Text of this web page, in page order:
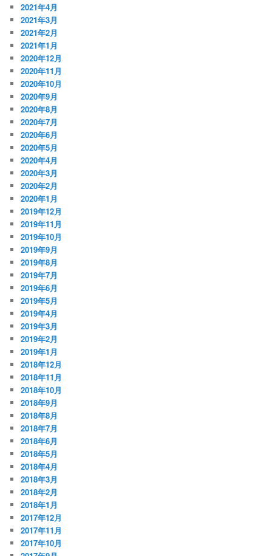
2021年4月
2021年3月
2021年2月
2021年1月
2020年12月
2020年11月
2020年10月
2020年9月
2020年8月
2020年7月
2020年6月
2020年5月
2020年4月
2020年3月
2020年2月
2020年1月
2019年12月
2019年11月
2019年10月
2019年9月
2019年8月
2019年7月
2019年6月
2019年5月
2019年4月
2019年3月
2019年2月
2019年1月
2018年12月
2018年11月
2018年10月
2018年9月
2018年8月
2018年7月
2018年6月
2018年5月
2018年4月
2018年3月
2018年2月
2018年1月
2017年12月
2017年11月
2017年10月